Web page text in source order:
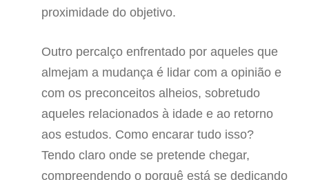
proximidade do objetivo.
Outro percalço enfrentado por aqueles que
almejam a mudança é lidar com a opinião e
com os preconceitos alheios, sobretudo
aqueles relacionados à idade e ao retorno
aos estudos. Como encarar tudo isso?
Tendo claro onde se pretende chegar,
compreendendo o porquê está se dedicando